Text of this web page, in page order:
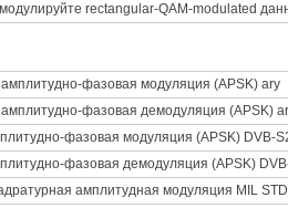
rectangular-QAM-modulated
фазовая модуляция (APSK) ary
фазовая демодуляция (APSK)
фазовая модуляция (APSK) DVB-
фазовая демодуляция (APSK)
амплитудная модуляция MIL